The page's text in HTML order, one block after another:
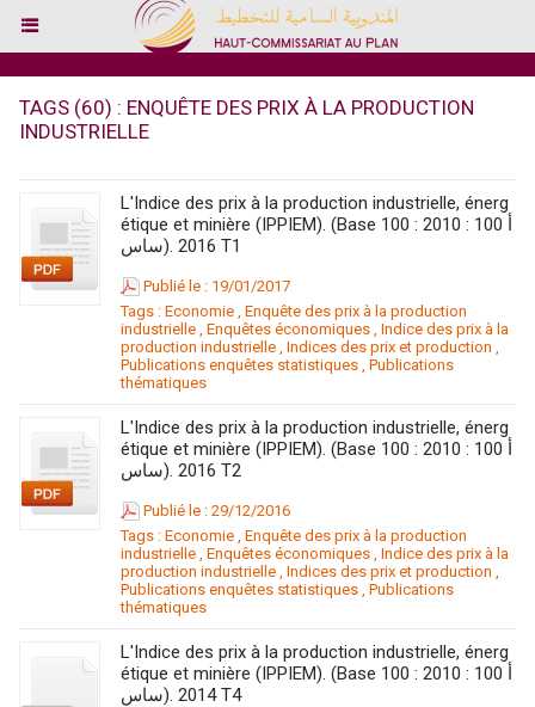
TAGS (60) : ENQUÊTE DES PRIX À LA PRODUCTION
INDUSTRIELLE
L'Indice des prix à la production industrielle, énerg
étique et minière (IPPIEM). (Base 100 : 2010 : 100 أ
ساس). 2016 T1
Publié le : 19/01/2017
Tags : Economie , Enquête des prix à la production
industrielle , Enquêtes économiques , Indice des prix à la
production industrielle , Indices des prix et production ,
Publications enquêtes statistiques , Publications
thématiques
L'Indice des prix à la production industrielle, énerg
étique et minière (IPPIEM). (Base 100 : 2010 : 100 أ
ساس). 2016 T2
Publié le : 29/12/2016
Tags : Economie , Enquête des prix à la production
industrielle , Enquêtes économiques , Indice des prix à la
production industrielle , Indices des prix et production ,
Publications enquêtes statistiques , Publications
thématiques
L'Indice des prix à la production industrielle, énerg
étique et minière (IPPIEM). (Base 100 : 2010 : 100 أ
ساس). 2014 T4